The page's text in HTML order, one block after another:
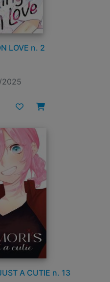
LOVE n. 2
2025
A CUTIE n. 13